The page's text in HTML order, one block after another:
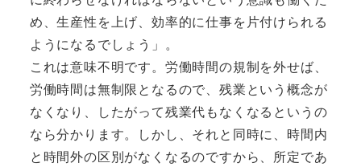
め、生産性を上げ、効率的に仕事を片付けられる
ようになるでしょう」。
これは意味不明です。労働時間の規制を外せば、
労働時間は無制限となるので、残業という概念が
なくなり、したがって残業代もなくなるというの
なら分かります。しかし、それと同時に、時間内
と時間外の区別がなくなるのですから、所定であ